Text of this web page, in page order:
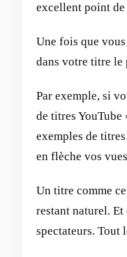
excellent point de
Une fois que
dans votre titre le
Par exemple, si
de titres
exemples de
en flèche vos
Un titre comme
restant naturel.
spectateurs. Tout